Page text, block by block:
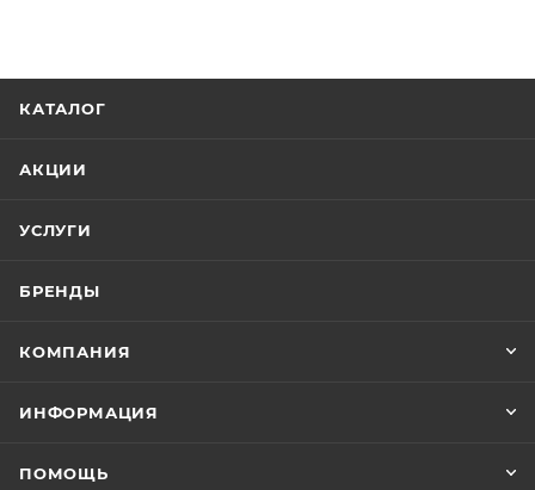
КАТАЛОГ
АКЦИИ
УСЛУГИ
БРЕНДЫ
КОМПАНИЯ
ИНФОРМАЦИЯ
ПОМОЩЬ